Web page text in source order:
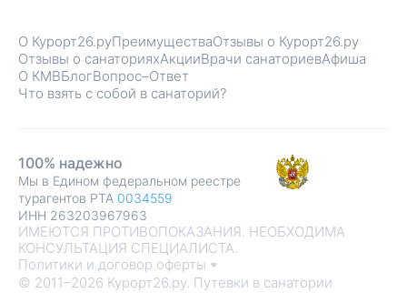
О Курорт26.руПреимуществаОтзывы о Курорт26.ру
Отзывы о санаторияхАкцииВрачи санаториевАфиша
О КМВБлогВопрос–Ответ
Что взять с собой в санаторий?
ИМЕЮТСЯ ПРОТИВОПОКАЗАНИЯ. НЕОБХОДИМА
КОНСУЛЬТАЦИЯ СПЕЦИАЛИСТА.
Политики и договор оферты
© 2011–2026 Курорт26.ру. Путевки в санатории
100% надежно
Мы в Едином федеральном реестре
турагентов РТА 0034559
ИНН 263203967963